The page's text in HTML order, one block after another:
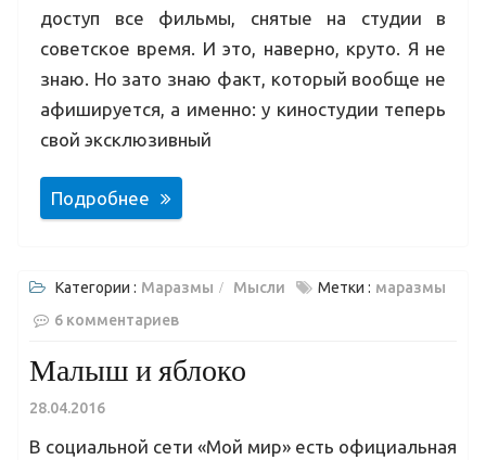
доступ все фильмы, снятые на студии в
советское время. И это, наверно, круто. Я не
знаю. Но зато знаю факт, который вообще не
афишируется, а именно: у киностудии теперь
свой эксклюзивный
Подробнее
Категории : Маразмы Мысли Метки : маразмы
6 комментариев
Малыш и яблоко
28.04.2016
В социальной сети «Мой мир» есть официальная